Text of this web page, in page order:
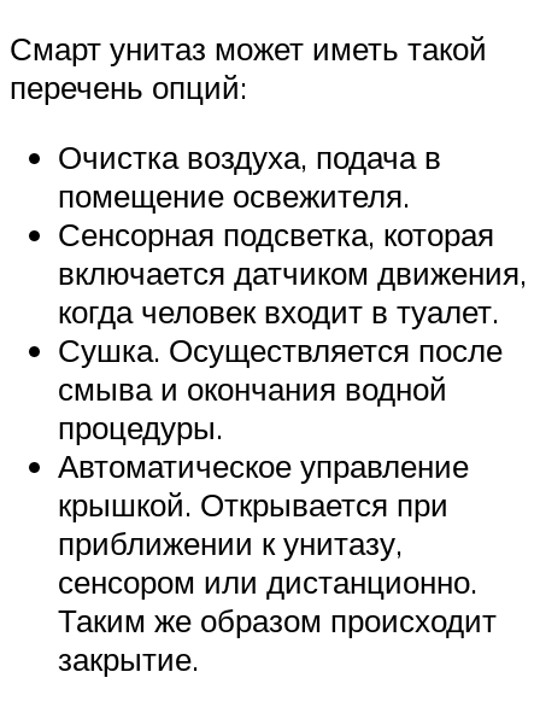
Смарт унитаз может иметь такой
перечень опций:
Очистка воздуха, подача в
помещение освежителя.
Сенсорная подсветка, которая
включается датчиком движения,
когда человек входит в туалет.
Сушка. Осуществляется после
смыва и окончания водной
процедуры.
Автоматическое управление
крышкой. Открывается при
приближении к унитазу,
сенсором или дистанционно.
Таким же образом происходит
закрытие.